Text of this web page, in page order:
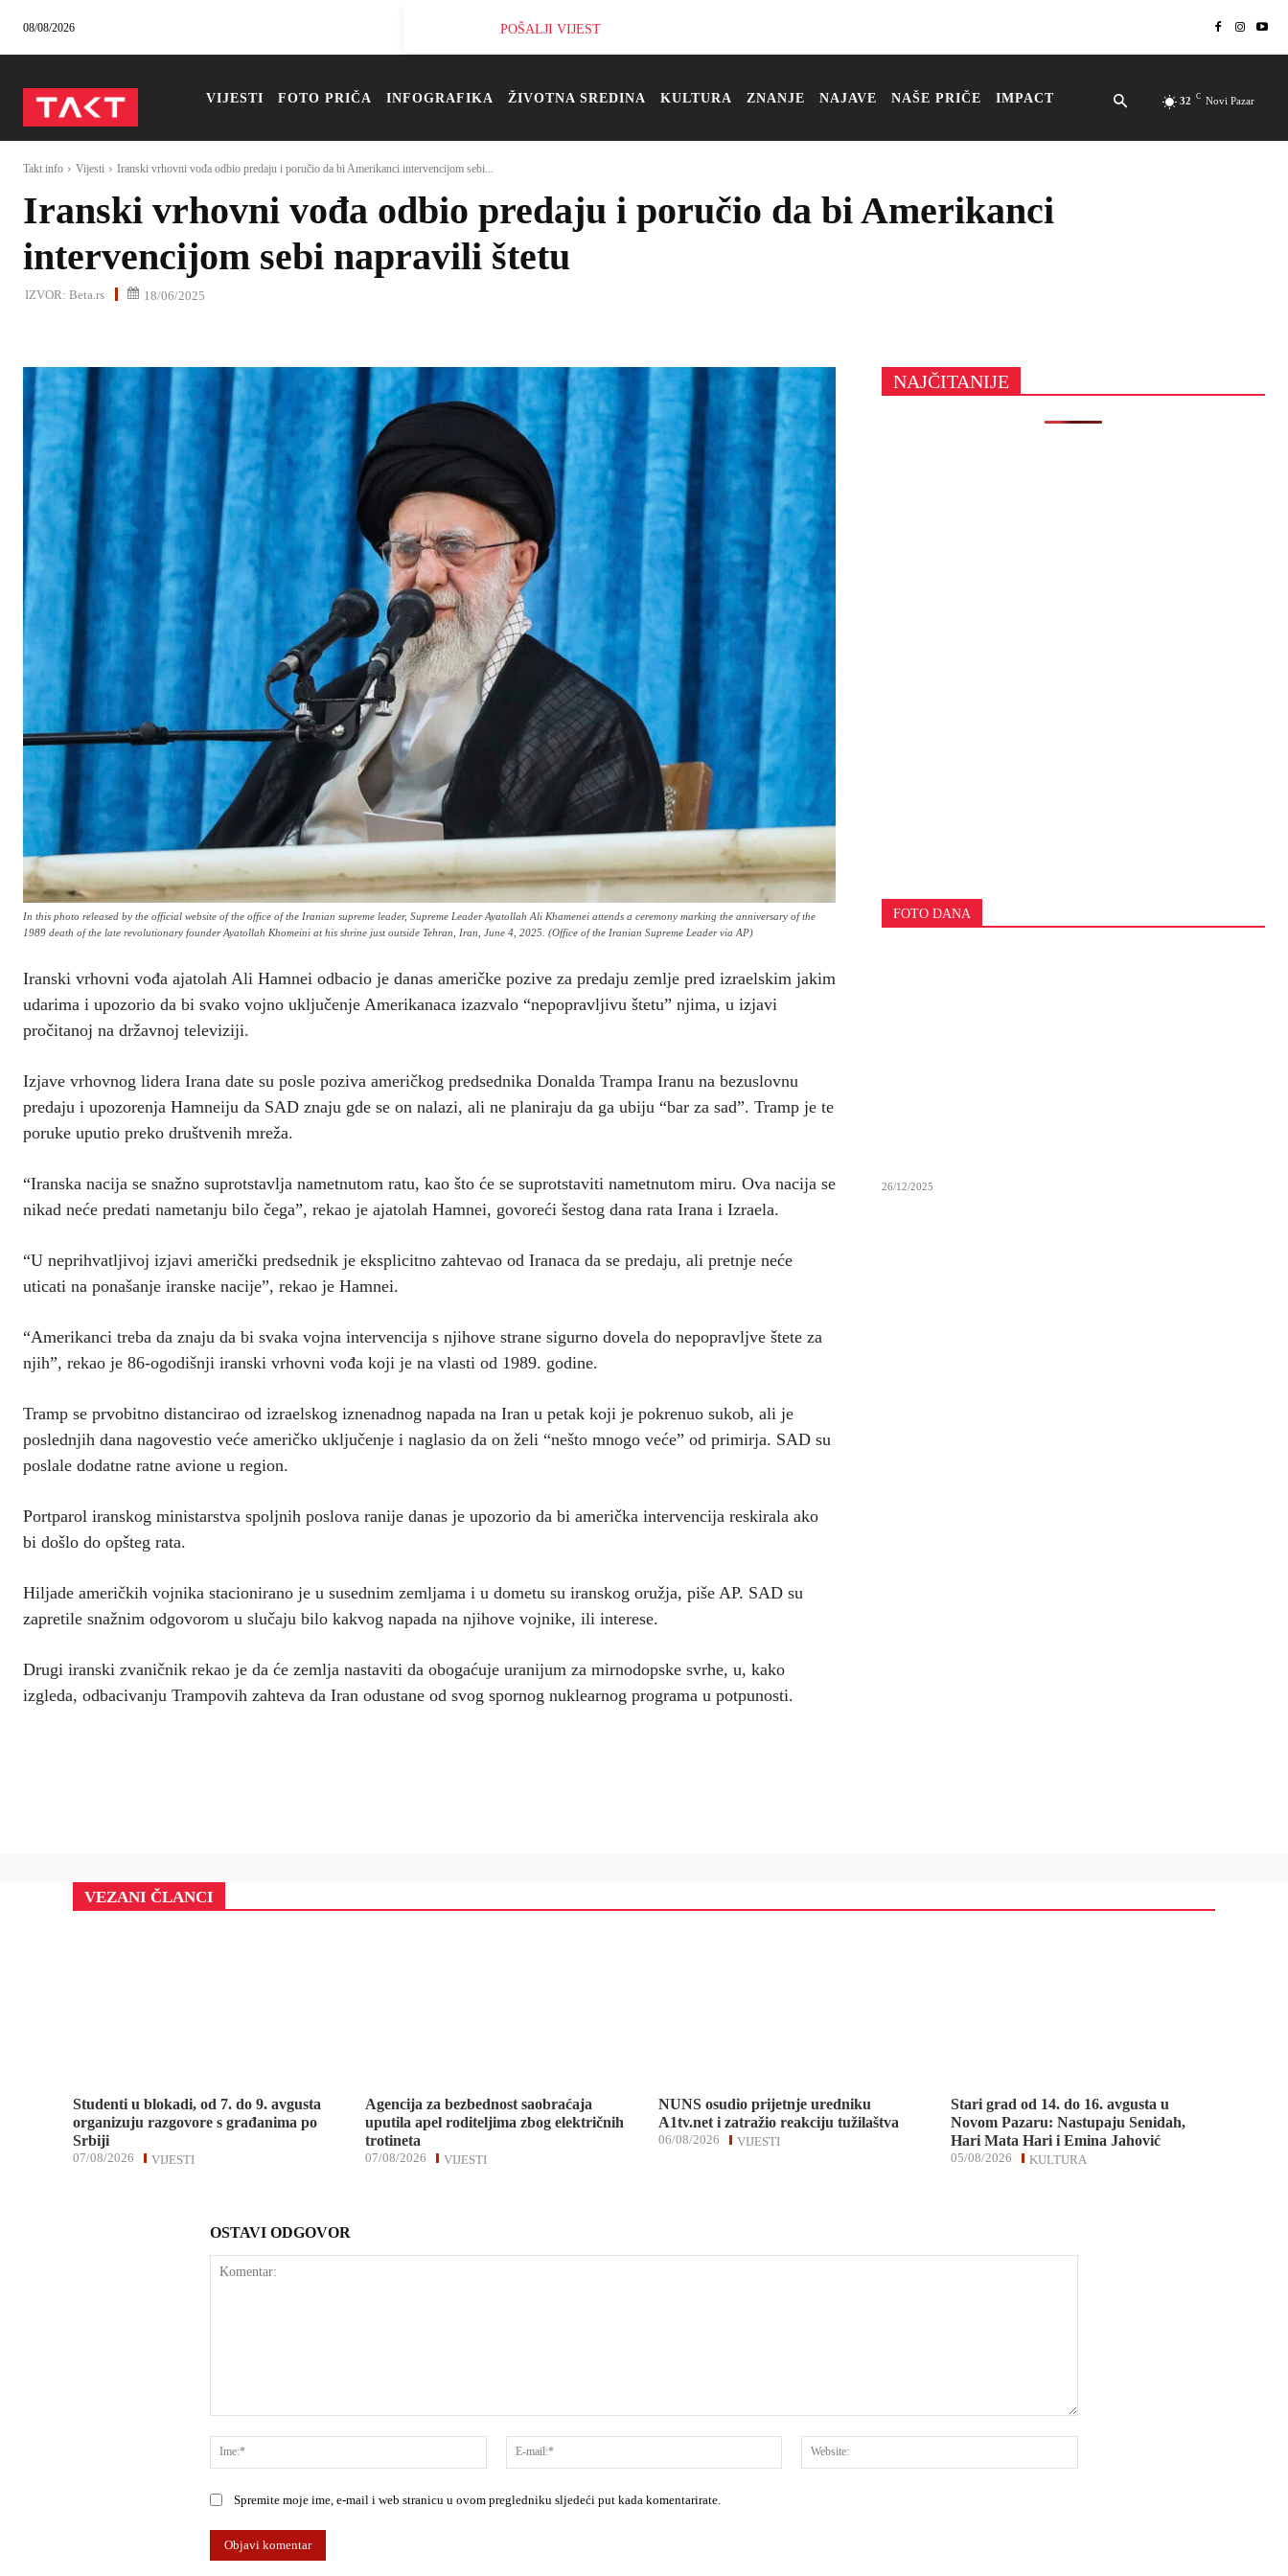
08/08/2026 POŠALJI VIJEST
VIJESTI FOTO PRIČA INFOGRAFIKA ŽIVOTNA SREDINA KULTURA ZNANJE NAJAVE NAŠE PRIČE IMPACT 32 C Novi Pazar
Takt info Vijesti Iranski vrhovni vođa odbio predaju i poručio da bi Amerikanci intervencijom sebi...
Iranski vrhovni vođa odbio predaju i poručio da bi Amerikanci
intervencijom sebi napravili štetu
IZVOR: Beta.rs 18/06/2025
In this photo released by the official website of the office of the Iranian supreme leader, Supreme Leader Ayatollah Ali Khamenei attends a ceremony marking the anniversary of the
1989 death of the late revolutionary founder Ayatollah Khomeini at his shrine just outside Tehran, Iran, June 4, 2025. (Office of the Iranian Supreme Leader via AP)
Iranski vrhovni vođa ajatolah Ali Hamnei odbacio je danas američke pozive za predaju zemlje pred izraelskim jakim
udarima i upozorio da bi svako vojno uključenje Amerikanaca izazvalo “nepopravljivu štetu” njima, u izjavi
pročitanoj na državnoj televiziji.
Izjave vrhovnog lidera Irana date su posle poziva američkog predsednika Donalda Trampa Iranu na bezuslovnu
predaju i upozorenja Hamneiju da SAD znaju gde se on nalazi, ali ne planiraju da ga ubiju “bar za sad”. Tramp je te
poruke uputio preko društvenih mreža.
“Iranska nacija se snažno suprotstavlja nametnutom ratu, kao što će se suprotstaviti nametnutom miru. Ova nacija se
nikad neće predati nametanju bilo čega”, rekao je ajatolah Hamnei, govoreći šestog dana rata Irana i Izraela.
“U neprihvatljivoj izjavi američki predsednik je eksplicitno zahtevao od Iranaca da se predaju, ali pretnje neće
uticati na ponašanje iranske nacije”, rekao je Hamnei.
“Amerikanci treba da znaju da bi svaka vojna intervencija s njihove strane sigurno dovela do nepopravljve štete za
njih”, rekao je 86-ogodišnji iranski vrhovni vođa koji je na vlasti od 1989. godine.
Tramp se prvobitno distancirao od izraelskog iznenadnog napada na Iran u petak koji je pokrenuo sukob, ali je
poslednjih dana nagovestio veće američko uključenje i naglasio da on želi “nešto mnogo veće” od primirja. SAD su
poslale dodatne ratne avione u region.
Portparol iranskog ministarstva spoljnih poslova ranije danas je upozorio da bi američka intervencija reskirala ako
bi došlo do opšteg rata.
Hiljade američkih vojnika stacionirano je u susednim zemljama i u dometu su iranskog oružja, piše AP. SAD su
zapretile snažnim odgovorom u slučaju bilo kakvog napada na njihove vojnike, ili interese.
Drugi iranski zvaničnik rekao je da će zemlja nastaviti da obogaćuje uranijum za mirnodopske svrhe, u, kako
izgleda, odbacivanju Trampovih zahteva da Iran odustane od svog spornog nuklearnog programa u potpunosti.
NAJČITANIJE
FOTO DANA
26/12/2025
VEZANI ČLANCI
Studenti u blokadi, od 7. do 9. avgusta
organizuju razgovore s građanima po
Srbiji
VIJESTI
07/08/2026
Agencija za bezbednost saobraćaja
uputila apel roditeljima zbog električnih
trotineta
VIJESTI
07/08/2026
NUNS osudio prijetnje uredniku
A1tv.net i zatražio reakciju tužilaštva
VIJESTI
06/08/2026
Stari grad od 14. do 16. avgusta u
Novom Pazaru: Nastupaju Senidah,
Hari Mata Hari i Emina Jahović
KULTURA
05/08/2026
OSTAVI ODGOVOR
Ime:*
mail:*
Spremite moje ime, e-mail i web stranicu u ovom pregledniku sljedeći put kada komentarirate.